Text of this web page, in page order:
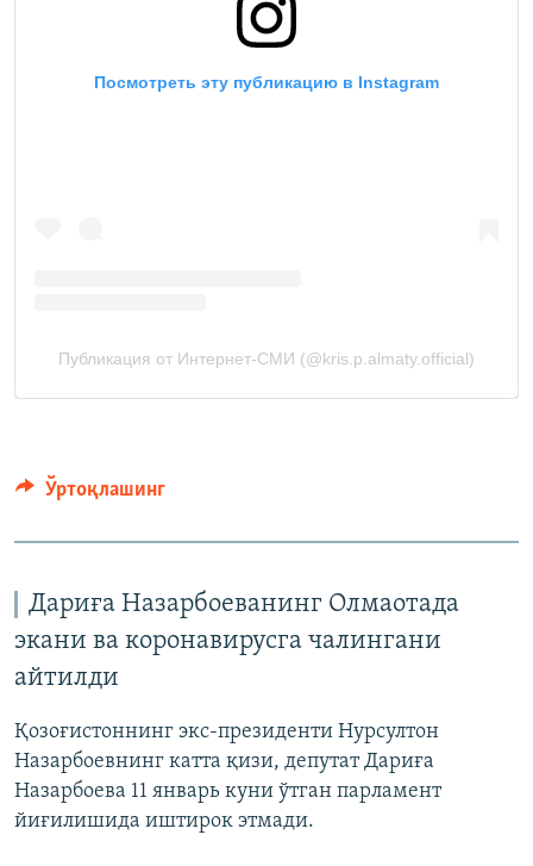
Ўртоқлашинг
Дариға Назарбоеванинг Олмаотада
экани ва коронавирусга чалингани
айтилди
Қозоғистоннинг экс-президенти Нурсултон
Назарбоевнинг катта қизи, депутат Дариға
Назарбоева 11 январь куни ўтган парламент
йиғилишида иштирок этмади.